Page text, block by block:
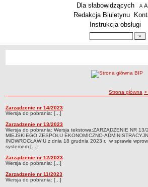
Menu dodatkowe
Dla słabowidzących A A
Redakcja Biuletynu
Instrukcja obsługi
PONOWNE WYKORZYSTYWANIE
Szkoły Podstawowe
MZEAS
Zarządzenia 2012
Zarządzenia 2013
Zarządzenia 2014
Zarządzenia 2015
ścieżka nawigacji
Strona główna >
Zarządzenia 2023
Zarządzenia 2023
Zarządzenie nr 14/2023
Wersja do pobrania: [...]
Zarządzenie nr 13/2023
Wersja do pobrania: Wersja tekstowa:ZARZĄDZENIE NR 13/
MIEJSKIEGO ZESPOŁU EKONOMICZNO-
INOWROCŁAWIU z dnia 18 grudnia 2023 r. w sprawie
systemem [...]
Zarządzenie nr 12/2023
Wersja do pobrania: [...]
Zarządzenie nr 11/2023
Wersja do pobrania: [...]